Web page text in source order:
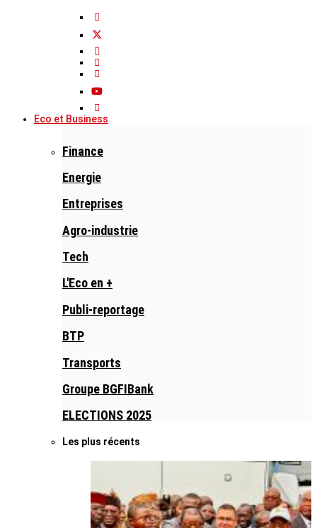
Eco et Business
Finance
Energie
Entreprises
Agro-industrie
Tech
L'Eco en +
Publi-reportage
BTP
Transports
Groupe BGFIBank
ELECTIONS 2025
Les plus récents